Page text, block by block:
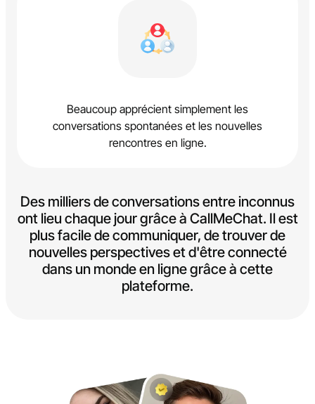
Beaucoup apprécient simplement les
conversations spontanées et les nouvelles
rencontres en ligne.
Des milliers de conversations entre inconnus
ont lieu chaque jour grâce à CallMeChat. Il est
plus facile de communiquer, de trouver de
nouvelles perspectives et d'être connecté
dans un monde en ligne grâce à cette
plateforme.